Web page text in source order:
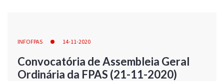
INFOFPAS 14-11-2020
Convocatória de Assembleia Geral
Ordinária da FPAS (21-11-2020)